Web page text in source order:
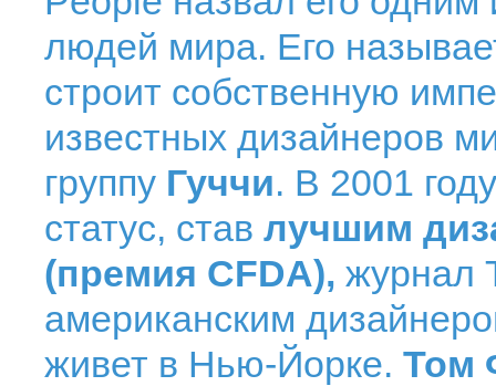
людей мира. Его
строит собственную
известных дизайнеров
группу Гуччи. В 2001
статус, став лучшим
(премия CFDA), журнал
американским
живет в Нью-Йорке. Том